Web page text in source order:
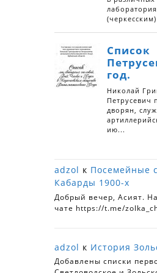
adzol к Посемейные
Кабарды 1900-х
Добрый вечер, Асият.
чате https://t.me/
adzol к История
Добавлены списки